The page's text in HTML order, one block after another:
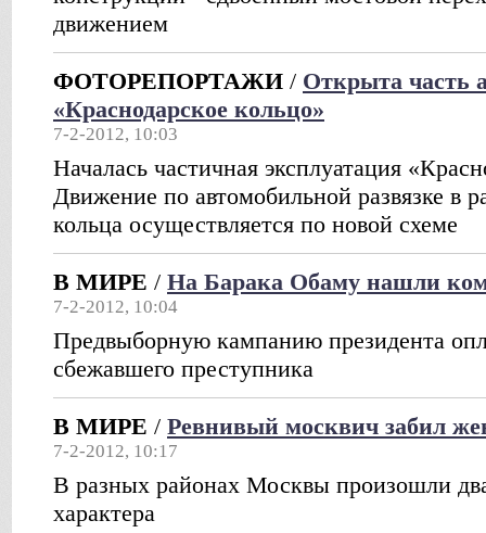
движением
ФОТОРЕПОРТАЖИ / Открыта часть
«Краснодарское кольцо»
7-2-2012, 10:03
Началась частичная эксплуатация
Движение по автомобильной развязке в
кольца осуществляется по новой схеме
В МИРЕ / На Барака Обаму нашли
7-2-2012, 10:04
Предвыборную кампанию президента
сбежавшего преступника
В МИРЕ / Ревнивый москвич забил
7-2-2012, 10:17
В разных районах Москвы произошли
характера